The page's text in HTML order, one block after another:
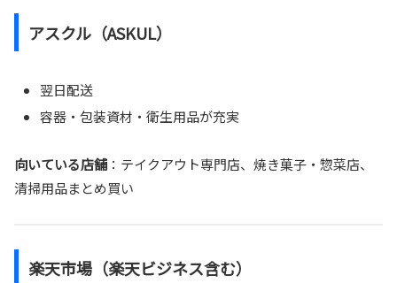
アスクル（ASKUL）
翌日配送
容器・包装資材・衛生用品が充実
向いている店舗 ：テイクアウト専門店、焼き菓子・惣菜店、
清掃用品まとめ買い
楽天市場（楽天ビジネス含む）